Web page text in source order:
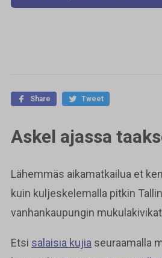
Share Tweet
Askel ajassa
Lähemmäs aikamatkailua et
kuin kuljeskelemalla pitkin
vanhankaupungin
Etsi salaisia kujia seuraamalla